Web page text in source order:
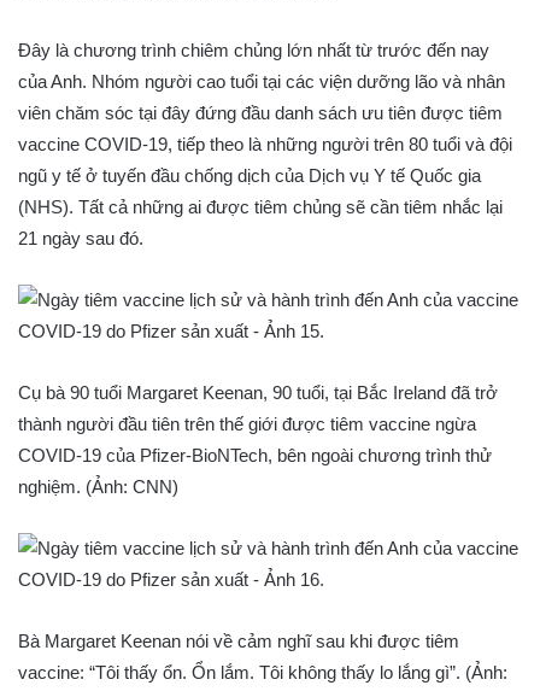
Đây là chương trình chiêm chủng lớn nhất từ trước đến nay
của Anh. Nhóm người cao tuổi tại các viện dưỡng lão và nhân
viên chăm sóc tại đây đứng đầu danh sách ưu tiên được tiêm
vaccine COVID-19, tiếp theo là những người trên 80 tuổi và đội
ngũ y tế ở tuyến đầu chống dịch của Dịch vụ Y tế Quốc gia
(NHS). Tất cả những ai được tiêm chủng sẽ cần tiêm nhắc lại
21 ngày sau đó.
Cụ bà 90 tuổi Margaret Keenan, 90 tuổi, tại Bắc Ireland đã trở
thành người đầu tiên trên thế giới được tiêm vaccine ngừa
COVID-19 của Pfizer-BioNTech, bên ngoài chương trình thử
nghiệm. (Ảnh: CNN)
Bà Margaret Keenan nói về cảm nghĩ sau khi được tiêm
vaccine: “Tôi thấy ổn. Ổn lắm. Tôi không thấy lo lắng gì”. (Ảnh: